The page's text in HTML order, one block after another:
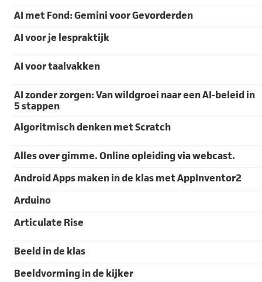
AI met Fond: Gemini voor Gevorderden
AI voor je lespraktijk
AI voor taalvakken
AI zonder zorgen: Van wildgroei naar een AI-beleid in
5 stappen
Algoritmisch denken met Scratch
Alles over gimme. Online opleiding via webcast.
Android Apps maken in de klas met AppInventor2
Arduino
Articulate Rise
Beeld in de klas
Beeldvorming in de kijker